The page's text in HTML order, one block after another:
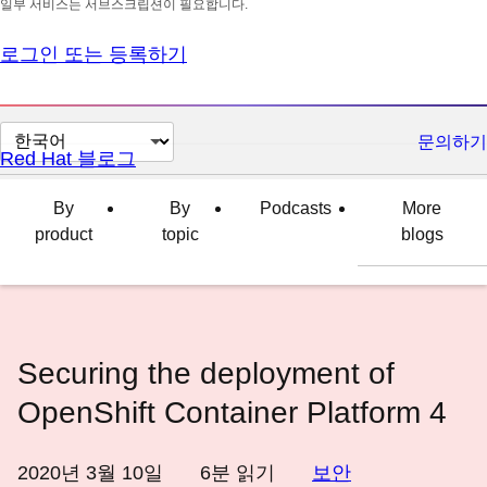
일부 서비스는 서브스크립션이 필요합니다.
로그인 또는 등록하기
페
이
변
문의하기
Red Hat 블로그
By
product
By
topic
Podcasts
More
blogs
Securing the deployment of
OpenShift Container Platform 4
2020년 3월 10일 6분 읽기 보안